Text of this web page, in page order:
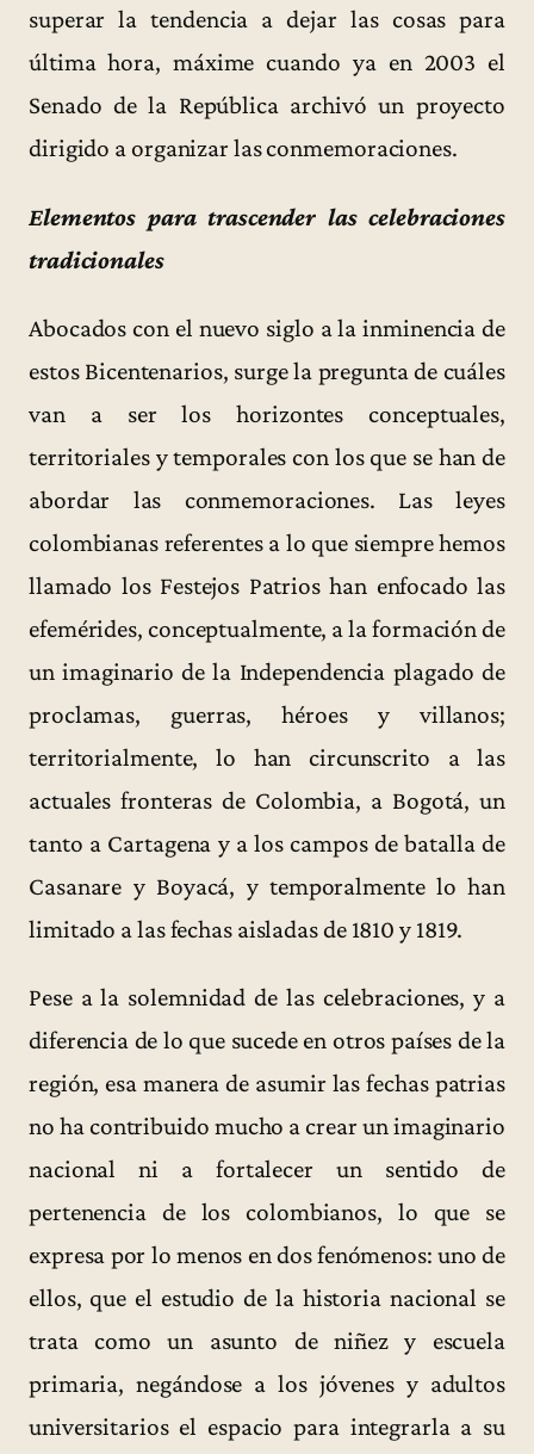
superar la tendencia a dejar las cosas para
última hora, máxime cuando ya en 2003 el
Senado de la República archivó un proyecto
dirigido a organizar las conmemoraciones.
Elementos para trascender las celebraciones
tradicionales
Abocados con el nuevo siglo a la inminencia de
estos Bicentenarios, surge la pregunta de cuáles
van a ser los horizontes conceptuales,
territoriales y temporales con los que se han de
abordar las conmemoraciones. Las leyes
colombianas referentes a lo que siempre hemos
llamado los Festejos Patrios han enfocado las
efemérides, conceptualmente, a la formación de
un imaginario de la Independencia plagado de
proclamas, guerras, héroes y villanos;
territorialmente, lo han circunscrito a las
actuales fronteras de Colombia, a Bogotá, un
tanto a Cartagena y a los campos de batalla de
Casanare y Boyacá, y temporalmente lo han
limitado a las fechas aisladas de 1810 y 1819.
Pese a la solemnidad de las celebraciones, y a
diferencia de lo que sucede en otros países de la
región, esa manera de asumir las fechas patrias
no ha contribuido mucho a crear un imaginario
nacional ni a fortalecer un sentido de
pertenencia de los colombianos, lo que se
expresa por lo menos en dos fenómenos: uno de
ellos, que el estudio de la historia nacional se
trata como un asunto de niñez y escuela
primaria, negándose a los jóvenes y adultos
universitarios el espacio para integrarla a su